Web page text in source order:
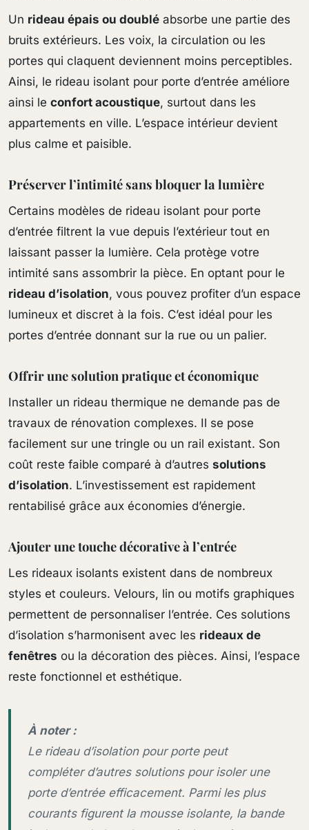
Un rideau épais ou doublé absorbe une partie des
bruits extérieurs. Les voix, la circulation ou les
portes qui claquent deviennent moins perceptibles.
Ainsi, le rideau isolant pour porte d’entrée améliore
ainsi le confort acoustique, surtout dans les
appartements en ville. L’espace intérieur devient
plus calme et paisible.
Préserver l’intimité sans bloquer la lumière
Certains modèles de rideau isolant pour porte
d’entrée filtrent la vue depuis l’extérieur tout en
laissant passer la lumière. Cela protège votre
intimité sans assombrir la pièce. En optant pour le
rideau d’isolation, vous pouvez profiter d’un espace
lumineux et discret à la fois. C’est idéal pour les
portes d’entrée donnant sur la rue ou un palier.
Offrir une solution pratique et économique
Installer un rideau thermique ne demande pas de
travaux de rénovation complexes. Il se pose
facilement sur une tringle ou un rail existant. Son
coût reste faible comparé à d’autres solutions
d’isolation. L’investissement est rapidement
rentabilisé grâce aux économies d’énergie.
Ajouter une touche décorative à l’entrée
Les rideaux isolants existent dans de nombreux
styles et couleurs. Velours, lin ou motifs graphiques
permettent de personnaliser l’entrée. Ces solutions
d’isolation s’harmonisent avec les rideaux de
fenêtres ou la décoration des pièces. Ainsi, l’espace
reste fonctionnel et esthétique.
À noter :
Le rideau d’isolation pour porte peut
compléter d’autres solutions pour isoler une
porte d’entrée efficacement. Parmi les plus
courants figurent la mousse isolante, la bande